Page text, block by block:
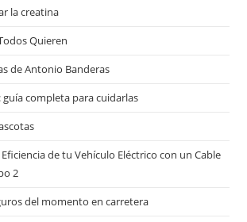
la creatina
Quieren
de Antonio Banderas
completa para cuidarlas
de tu Vehículo Eléctrico con un Cable
2
del momento en carretera